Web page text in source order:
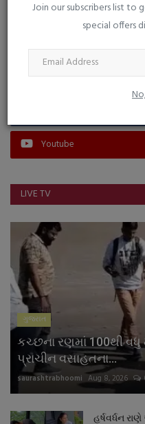
Join our subscribers list to
special offers
VOTING POLL
Youtube
LIVE TV
ગુજરાત
કચ્છના રણમાં 100થી વધુ
પ્રાચીન વસાહતના...
saurashtrabhoomi Aug 8, 2026
હર્ષવર્ધન